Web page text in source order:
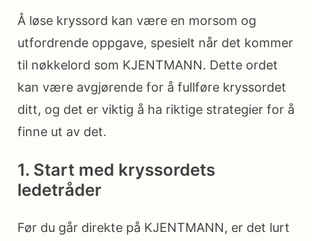
Å løse kryssord kan være en morsom og
utfordrende oppgave, spesielt når det kommer
til nøkkelord som KJENTMANN. Dette ordet
kan være avgjørende for å fullføre kryssordet
ditt, og det er viktig å ha riktige strategier for å
finne ut av det.
1. Start med kryssordets
ledetråder
Før du går direkte på KJENTMANN, er det lurt